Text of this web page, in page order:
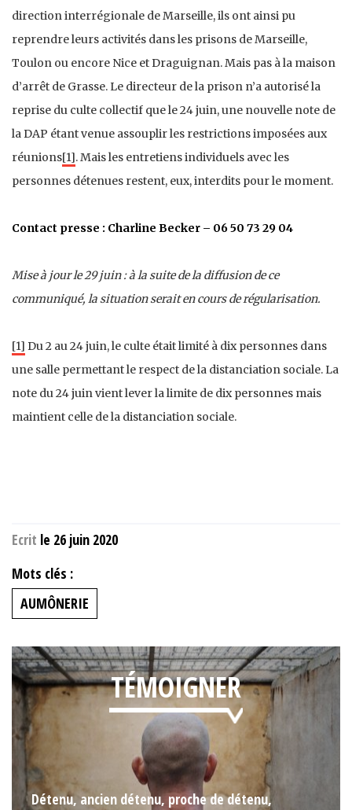
direction interrégionale de Marseille, ils ont ainsi pu
reprendre leurs activités dans les prisons de Marseille,
Toulon ou encore Nice et Draguignan. Mais pas à la maison
d’arrêt de Grasse. Le directeur de la prison n’a autorisé la
reprise du culte collectif que le 24 juin, une nouvelle note de
la DAP étant venue assouplir les restrictions imposées aux
réunions[1]. Mais les entretiens individuels avec les
personnes détenues restent, eux, interdits pour le moment.
Contact presse : Charline Becker – 06 50 73 29 04
Mise à jour le 29 juin : à la suite de la diffusion de ce
communiqué, la situation serait en cours de régularisation.
[1] Du 2 au 24 juin, le culte était limité à dix personnes dans
une salle permettant le respect de la distanciation sociale. La
note du 24 juin vient lever la limite de dix personnes mais
maintient celle de la distanciation sociale.
Ecrit le 26 juin 2020
Mots clés :
AUMÔNERIE
TÉMOIGNER
Détenu, ancien détenu, proche de détenu,